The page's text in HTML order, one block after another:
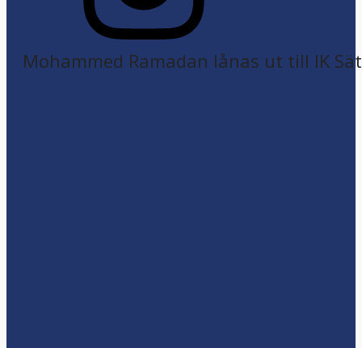
Mohammed Ramadan lånas ut till IK